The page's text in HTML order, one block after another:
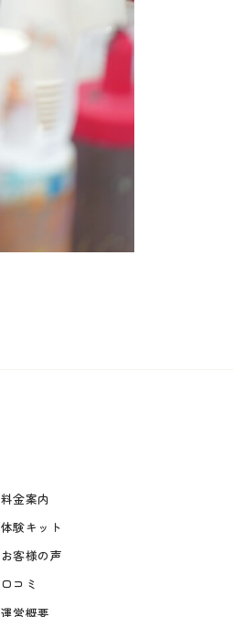
料金案内
体験キット
お客様の声
口コミ
運営概要